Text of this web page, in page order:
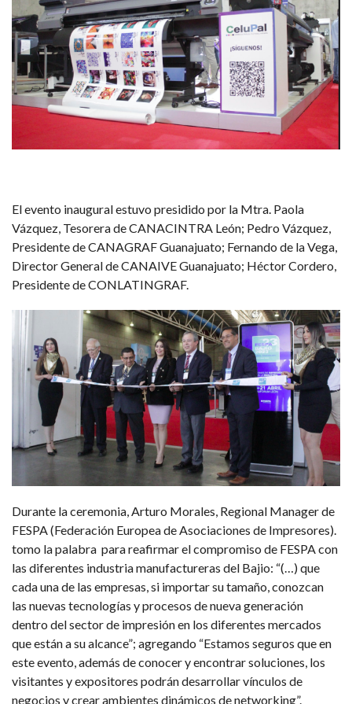
El evento inaugural estuvo presidido por la Mtra. Paola
Vázquez, Tesorera de CANACINTRA León; Pedro Vázquez,
Presidente de CANAGRAF Guanajuato; Fernando de la Vega,
Director General de CANAIVE Guanajuato; Héctor Cordero,
Presidente de CONLATINGRAF.
Durante la ceremonia, Arturo Morales, Regional Manager de
FESPA (Federación Europea de Asociaciones de Impresores).
tomo la palabra para reafirmar el compromiso de FESPA con
las diferentes industria manufactureras del Bajio: “(…) que
cada una de las empresas, si importar su tamaño, conozcan
las nuevas tecnologías y procesos de nueva generación
dentro del sector de impresión en los diferentes mercados
que están a su alcance”; agregando “Estamos seguros que en
este evento, además de conocer y encontrar soluciones, los
visitantes y expositores podrán desarrollar vínculos de
negocios y crear ambientes dinámicos de networking”.